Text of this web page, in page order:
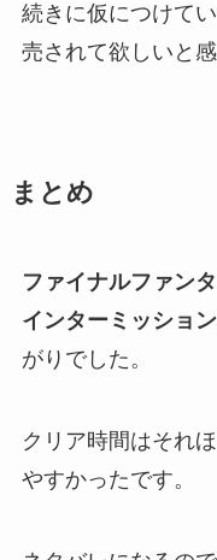
続きに仮につけて
売されて欲しいと
まとめ
ファイナルファン
インターミッション
がりでした。
クリア時間はそれ
やすかったです。